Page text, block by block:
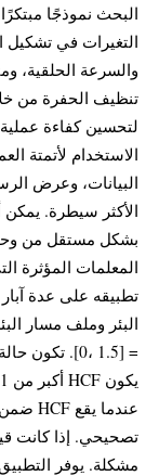
البحث نموذجًا
التغيرات في تشكيل
والسرعة الحلقية،
تنظيف الحفرة من
لتحسين كفاءة
الاستخدام لأتمتة
البيانات، وعرض
الأكثر سيطرة. يمكن
تطبيقه على عدة
= [0، 1.5].
مشكلة. يوفر